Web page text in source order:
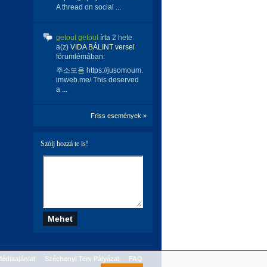
A thread on social ...
getout getoutírta 2 hete
a(z) VIDA BÁLINT versei
fórumtémában:
주소모음 https://jusomoum.
imweb.me/ This deserved
a ...
Friss események »
Szólj hozzá te is!
Széchenyi Terv Pályázat FAQ